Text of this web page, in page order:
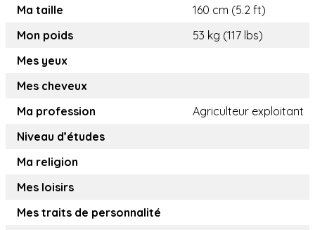
Ma taille
160 cm (5.2 ft)
Mon poids
53 kg (117 lbs)
Mes yeux
Mes cheveux
Ma profession
Agriculteur exploitant
Niveau d’études
Ma religion
Mes loisirs
Mes traits de personnalité